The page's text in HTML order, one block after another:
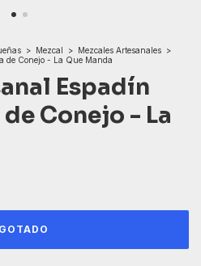
> Mezcal > Mezcales Artesanales >
de Conejo - La Que Manda
Espadín
Conejo - La